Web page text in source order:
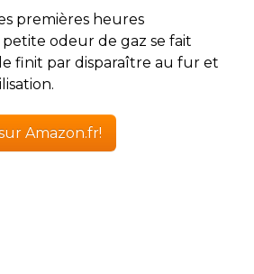
premières heures
petite odeur de gaz se fait
finit par disparaître au fur et
Amazon.fr!